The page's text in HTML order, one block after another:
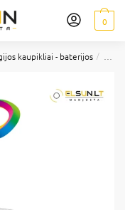
0
kaupikliai - baterijos /